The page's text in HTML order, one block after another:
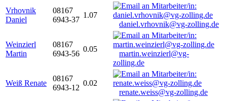
Vrhovnik
Daniel
08167
6943-37
1.07
daniel.vrhovnik@vg-zolling.de
Weinzierl
Martin
08167
6943-56
0.05
martin.weinzierl@vg-
zolling.de
Weiß Renate
08167
6943-12
0.02
renate.weiss@vg-zolling.de